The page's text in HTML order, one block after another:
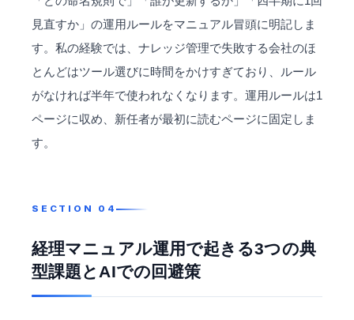
見直すか」の運用ルールをマニュアル冒頭に明記しま
す。私の経験では、ナレッジ管理で失敗する会社のほ
とんどはツール選びに時間をかけすぎており、ルール
がなければ半年で使われなくなります。運用ルールは1
ページに収め、新任者が最初に読むページに固定しま
す。
経理マニュアル運用で起きる3つの典
型課題とAIでの回避策